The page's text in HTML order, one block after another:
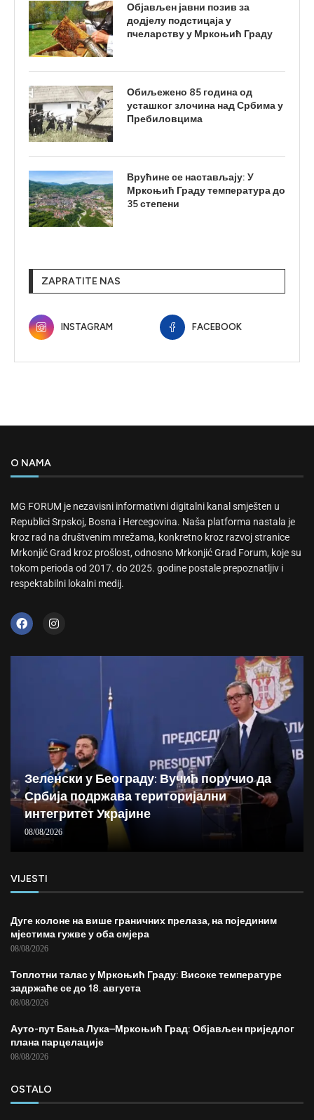
Објављен јавни позив за
додјелу подстицаја у
пчеларству у Мркоњић Граду
Обиљежено 85 година од
усташког злочина над Србима у
Пребиловцима
Врућине се настављају: У
Мркоњић Граду температура до
35 степени
ZAPRATITE NAS
INSTAGRAM FACEBOOK
O NAMA
MG FORUM je nezavisni informativni digitalni kanal smješten u
Republici Srpskoj, Bosna i Hercegovina. Naša platforma nastala je
kroz rad na društvenim mrežama, konkretno kroz razvoj stranice
Mrkonjić Grad kroz prošlost, odnosno Mrkonjić Grad Forum, koje su
tokom perioda od 2017. do 2025. godine postale prepoznatljiv i
respektabilni lokalni medij.
Зеленски у Београду: Вучић поручио да
Србија подржава територијални
интегритет Украјине
08/08/2026
VIJESTI
Дуге колоне на више граничних прелаза, на појединим
мјестима гужве у оба смјера
08/08/2026
Топлотни талас у Мркоњић Граду: Високе температуре
задржаће се до 18. августа
08/08/2026
Ауто-пут Бања Лука–Мркоњић Град: Објављен приједлог
плана парцелације
08/08/2026
OSTALO